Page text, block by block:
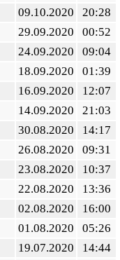
09.10.2020
20:28
29.09.2020
00:52
24.09.2020
09:04
18.09.2020
01:39
16.09.2020
12:07
14.09.2020
21:03
30.08.2020
14:17
26.08.2020
09:31
23.08.2020
10:37
22.08.2020
13:36
02.08.2020
16:00
01.08.2020
05:26
19.07.2020
14:44